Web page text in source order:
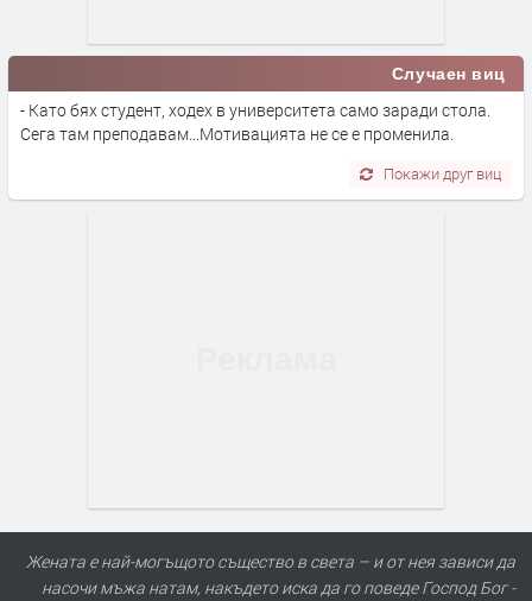
Случаен виц
- Като бях студент, ходех в университета само заради стола.
Сега там преподавам...Мотивацията не се е променила.
Покажи друг виц
Жената е най-могъщото същество в света – и от нея зависи да
насочи мъжа натам, накъдето иска да го поведе Господ Бог -